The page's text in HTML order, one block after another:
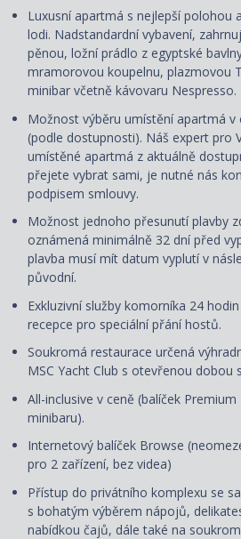
Luxusní apartmá s nejlepší polohou
lodi. Nadstandardní vybavení,
pěnou, ložní prádlo z egyptské
mramorovou koupelnu, plazmovou
minibar včetně kávovaru Nespresso.
Možnost výběru umístění apartmá v
(podle dostupnosti). Náš expert pro
umístěné apartmá z aktuálně
přejete vybrat sami, je nutné nás
podpisem smlouvy.
Možnost jednoho přesunutí plavby
oznámená minimálně 32 dní před
plavba musí mít datum vyplutí v
původní.
Exkluzivní služby komorníka 24
recepce pro speciální přání hostů.
Soukromá restaurace určená
MSC Yacht Club s otevřenou dobou
All-inclusive v ceně (balíček
minibaru).
Internetový balíček Browse
pro 2 zařízení, bez videa)
Přístup do privátního komplexu se
s bohatým výběrem nápojů,
nabídkou čajů, dále také na